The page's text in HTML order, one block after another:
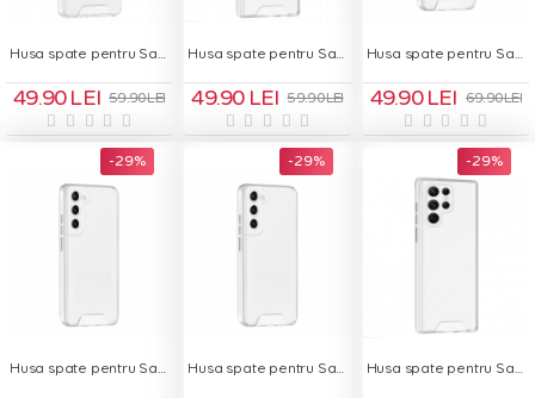
49.90 LEI 59.90 LEI 49.90 LEI 59.90 LEI 49.90 LEI 69.90 LEI
-29 %
Husa spate pentru Samsung Galaxy S24 FE - Space Case
-29 %
Husa spate pentru Samsung Galaxy S24 Plus - Space Case
-29 %
Husa spate pentru Samsung Galaxy S24 Ultra - Space Case